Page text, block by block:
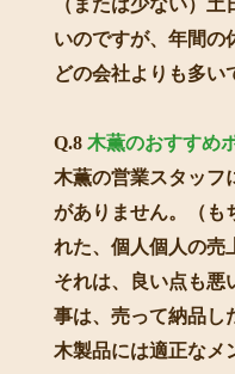
（または少ない）
いのですが、年間の
どの会社よりも多い
Q.8 木薫のおすすめ
木薫の営業スタッフ
がありません。（も
れた、個人個人の売
それは、良い点も悪
事は、売って納品し
木製品には適正なメ